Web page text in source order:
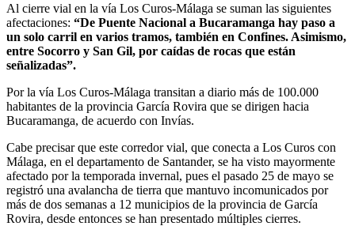
Al cierre vial en la vía Los Curos-Málaga se suman las siguientes
afectaciones: “De Puente Nacional a Bucaramanga hay paso a
un solo carril en varios tramos, también en Confines. Asimismo,
entre Socorro y San Gil, por caídas de rocas que están
señalizadas”.
Por la vía Los Curos-Málaga transitan a diario más de 100.000
habitantes de la provincia García Rovira que se dirigen hacia
Bucaramanga, de acuerdo con Invías.
Cabe precisar que este corredor vial, que conecta a Los Curos con
Málaga, en el departamento de Santander, se ha visto mayormente
afectado por la temporada invernal, pues el pasado 25 de mayo se
registró una avalancha de tierra que mantuvo incomunicados por
más de dos semanas a 12 municipios de la provincia de García
Rovira, desde entonces se han presentado múltiples cierres.